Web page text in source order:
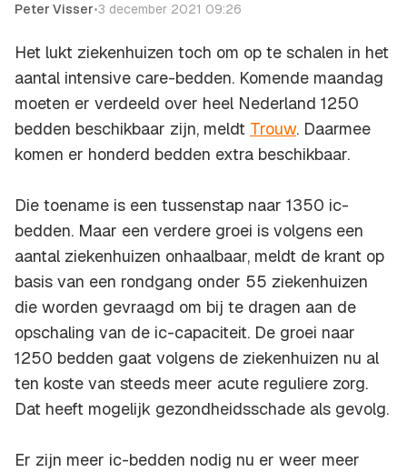
Peter Visser•3 december 2021 09:26
Het lukt ziekenhuizen toch om op te schalen in het
aantal intensive care-bedden. Komende maandag
moeten er verdeeld over heel Nederland 1250
bedden beschikbaar zijn, meldt Trouw. Daarmee
komen er honderd bedden extra beschikbaar.
Die toename is een tussenstap naar 1350 ic-
bedden. Maar een verdere groei is volgens een
aantal ziekenhuizen onhaalbaar, meldt de krant op
basis van een rondgang onder 55 ziekenhuizen
die worden gevraagd om bij te dragen aan de
opschaling van de ic-capaciteit. De groei naar
1250 bedden gaat volgens de ziekenhuizen nu al
ten koste van steeds meer acute reguliere zorg.
Dat heeft mogelijk gezondheidsschade als gevolg.
Er zijn meer ic-bedden nodig nu er weer meer